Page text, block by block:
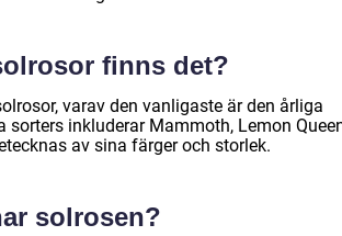
finns det?
varav den vanligaste är den årliga
sorters inkluderar Mammoth, Lemon
av sina färger och storlek.
solrosen?